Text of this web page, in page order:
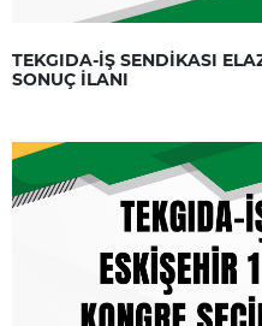
TEKGIDA-İŞ SENDİKASI
SONUÇ İLANI